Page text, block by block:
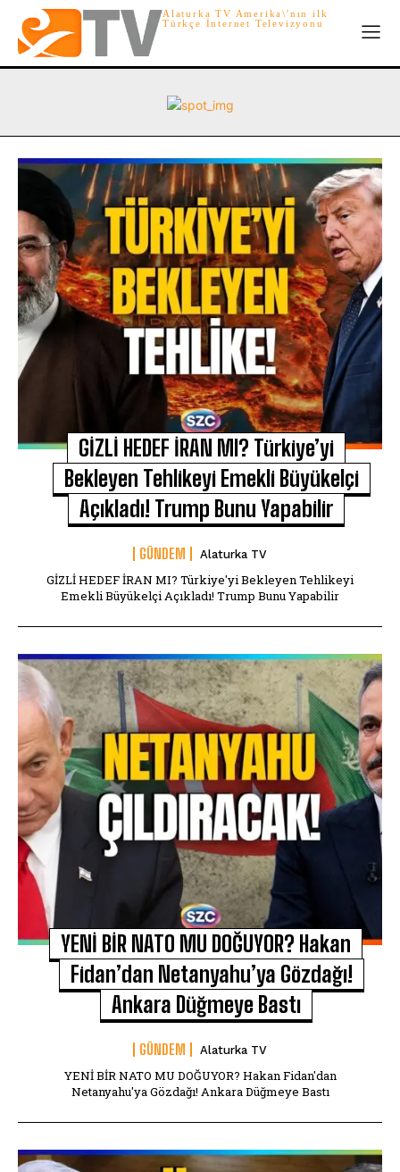
Alaturka TV Amerika\'nın ilk
Türkçe İnternet Televizyonu
GİZLİ HEDEF İRAN MI? Türkiye’yi
Bekleyen Tehlikeyi Emekli Büyükelçi
Açıkladı! Trump Bunu Yapabilir
GÜNDEM Alaturka TV
GİZLİ HEDEF İRAN MI? Türkiye'yi Bekleyen Tehlikeyi
Emekli Büyükelçi Açıkladı! Trump Bunu Yapabilir
YENİ BİR NATO MU DOĞUYOR? Hakan
Fidan’dan Netanyahu’ya Gözdağı!
Ankara Düğmeye Bastı
GÜNDEM Alaturka TV
YENİ BİR NATO MU DOĞUYOR? Hakan Fidan'dan
Netanyahu'ya Gözdağı! Ankara Düğmeye Bastı